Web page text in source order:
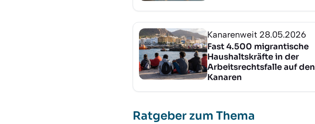
Kanarenweit 28.05.2026
Fast 4.500 migrantische
Haushaltskräfte in der
Arbeitsrechtsfalle auf den
Kanaren
Ratgeber zum Thema